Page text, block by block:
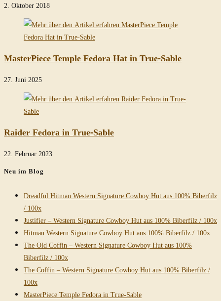
2. Oktober 2018
MasterPiece Temple Fedora Hat in True-Sable
27. Juni 2025
Raider Fedora in True-Sable
22. Februar 2023
Neu im Blog
Dreadful Hitman Western Signature Cowboy Hut aus 100% Biberfilz
/ 100x
Justifier – Western Signature Cowboy Hut aus 100% Biberfilz / 100x
Hitman Western Signature Cowboy Hut aus 100% Biberfilz / 100x
The Old Coffin – Western Signature Cowboy Hut aus 100%
Biberfilz / 100x
The Coffin – Western Signature Cowboy Hut aus 100% Biberfilz /
100x
MasterPiece Temple Fedora in True-Sable